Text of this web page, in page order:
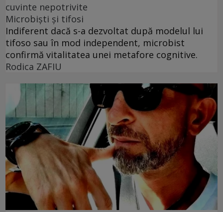
cuvinte nepotrivite
Microbiști și tifosi
Indiferent dacă s-a dezvoltat după modelul lui
tifoso sau în mod independent, microbist
confirmă vitalitatea unei metafore cognitive.
Rodica ZAFIU